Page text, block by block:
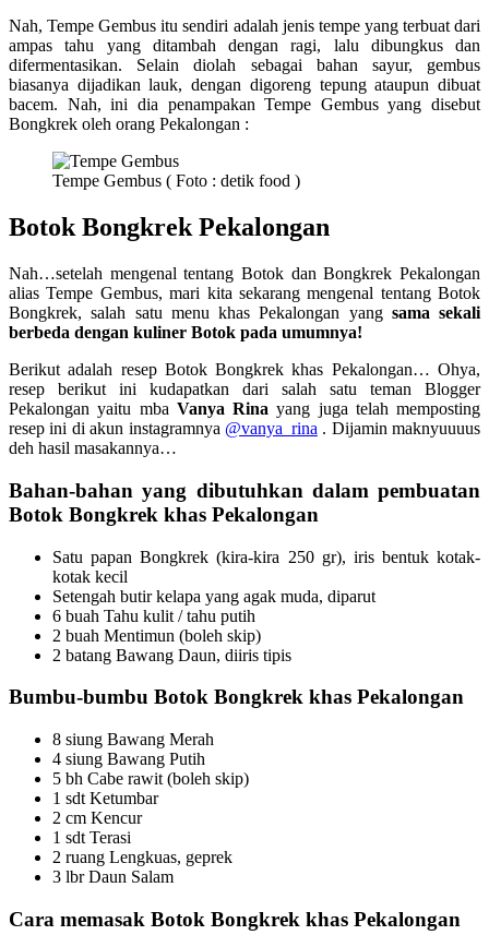
Nah, Tempe Gembus itu sendiri adalah jenis tempe yang terbuat dari
ampas tahu yang ditambah dengan ragi, lalu dibungkus dan
difermentasikan. Selain diolah sebagai bahan sayur, gembus
biasanya dijadikan lauk, dengan digoreng tepung ataupun dibuat
bacem. Nah, ini dia penampakan Tempe Gembus yang disebut
Bongkrek oleh orang Pekalongan :
Tempe Gembus ( Foto : detik food )
Botok Bongkrek Pekalongan
Nah…setelah mengenal tentang Botok dan Bongkrek Pekalongan
alias Tempe Gembus, mari kita sekarang mengenal tentang Botok
Bongkrek, salah satu menu khas Pekalongan yang sama sekali
berbeda dengan kuliner Botok pada umumnya!
Berikut adalah resep Botok Bongkrek khas Pekalongan… Ohya,
resep berikut ini kudapatkan dari salah satu teman Blogger
Pekalongan yaitu mba Vanya Rina yang juga telah memposting
resep ini di akun instagramnya @vanya_rina . Dijamin maknyuuuus
deh hasil masakannya…
Bahan-bahan yang dibutuhkan dalam pembuatan
Botok Bongkrek khas Pekalongan
Satu papan Bongkrek (kira-kira 250 gr), iris bentuk kotak-
kotak kecil
Setengah butir kelapa yang agak muda, diparut
6 buah Tahu kulit / tahu putih
2 buah Mentimun (boleh skip)
2 batang Bawang Daun, diiris tipis
Bumbu-bumbu Botok Bongkrek khas Pekalongan
8 siung Bawang Merah
4 siung Bawang Putih
5 bh Cabe rawit (boleh skip)
1 sdt Ketumbar
2 cm Kencur
1 sdt Terasi
2 ruang Lengkuas, geprek
3 lbr Daun Salam
Cara memasak Botok Bongkrek khas Pekalongan